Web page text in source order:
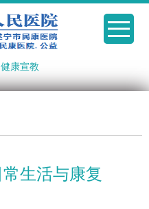
健康宣教
生活与康复